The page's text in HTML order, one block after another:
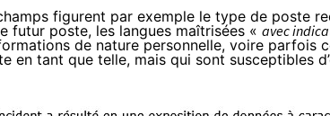
figurent par exemple le type de poste
futur poste, les langues maîtrisées « avec
de nature personnelle, voire parfois
en tant que telle, mais qui sont susceptibles